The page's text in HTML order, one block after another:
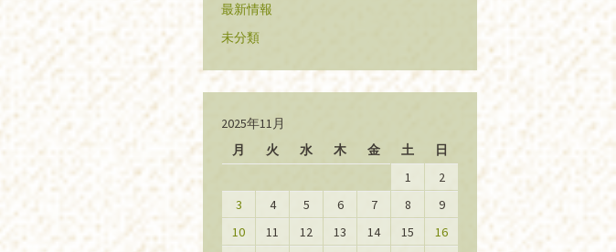
最新情報
未分類
2025年11月
月
火 水 木 金 土 日
1
2
3
4 5 6 7 8
9
10
11 12 13 14 15
16